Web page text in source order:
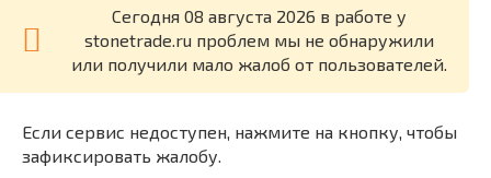
Cегодня 08 августа 2026 в работе у
stonetrade.ru проблем мы не обнаружили
или получили мало жалоб от пользователей.
Если сервис недоступен, нажмите на кнопку, чтобы
зафиксировать жалобу.